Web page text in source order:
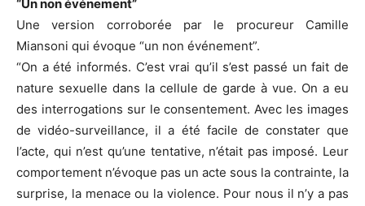
“Un non événement”
Une version corroborée par le procureur Camille
Miansoni qui évoque “un non événement”.
“On a été informés. C’est vrai qu’il s’est passé un fait de
nature sexuelle dans la cellule de garde à vue. On a eu
des interrogations sur le consentement. Avec les images
de vidéo-surveillance, il a été facile de constater que
l’acte, qui n’est qu’une tentative, n’était pas imposé. Leur
comportement n’évoque pas un acte sous la contrainte, la
surprise, la menace ou la violence. Pour nous il n’y a pas